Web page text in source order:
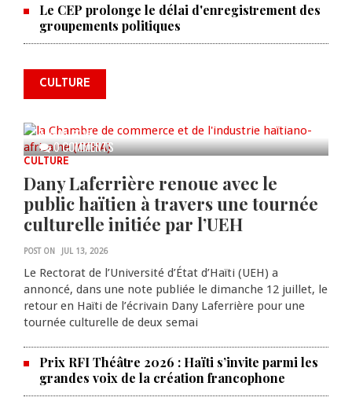
Le CEP prolonge le délai d'enregistrement des
groupements politiques
CULTURE
0 COMMENTS
La Chambre de commerce et de
l'industrie haïtiano-africaine
commémorer le 235e
anniversaire de la cérémonie du
AUG 05, 2026
CULTURE
Dany Laferrière renoue avec le
public haïtien à travers une tournée
culturelle initiée par l’UEH
POST ON JUL 13, 2026
Le Rectorat de l’Université d’État d’Haïti (UEH) a
annoncé, dans une note publiée le dimanche 12 juillet, le
retour en Haïti de l’écrivain Dany Laferrière pour une
tournée culturelle de deux semai
Prix RFI Théâtre 2026 : Haïti s’invite parmi les
grandes voix de la création francophone